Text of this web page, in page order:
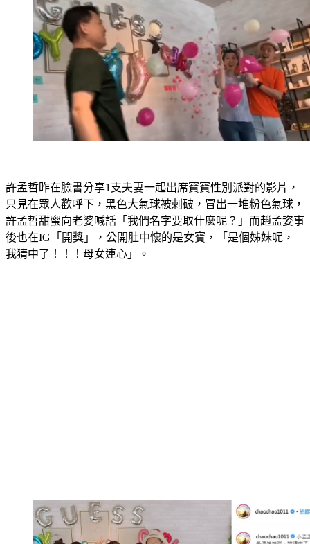
許孟哲昨在臉書分享1支夫妻一起出席寶寶性別派對的影片，
只見在眾人歡呼下，黑色大氣球被刺破，冒出一堆粉色氣球，
許孟哲甜蜜向老婆喊話「我們名字要取什麼呢？」而趙孟姿事
後也在IG「開獎」，公開肚中懷的是女寶，「是個姊妹呢，
我猜中了！！！母女連心」。